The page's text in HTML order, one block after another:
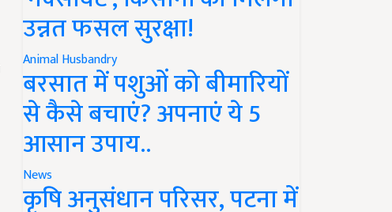
उन्नत फसल सुरक्षा!
Animal Husbandry
बरसात में पशुओं को बीमारियों
से कैसे बचाएं? अपनाएं ये 5
आसान उपाय..
News
कृषि अनुसंधान परिसर, पटना में